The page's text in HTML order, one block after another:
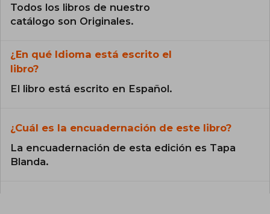
Todos los libros de nuestro
catálogo son Originales.
¿En qué Idioma está escrito el
libro?
El libro está escrito en Español.
¿Cuál es la encuadernación de este libro?
La encuadernación de esta edición es Tapa
Blanda.